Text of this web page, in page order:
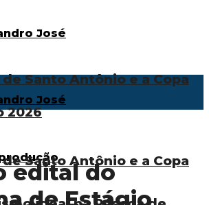
Santo Antônio e a Copa
2026
Santo Antônio e a Copa
edital do
de Estágio